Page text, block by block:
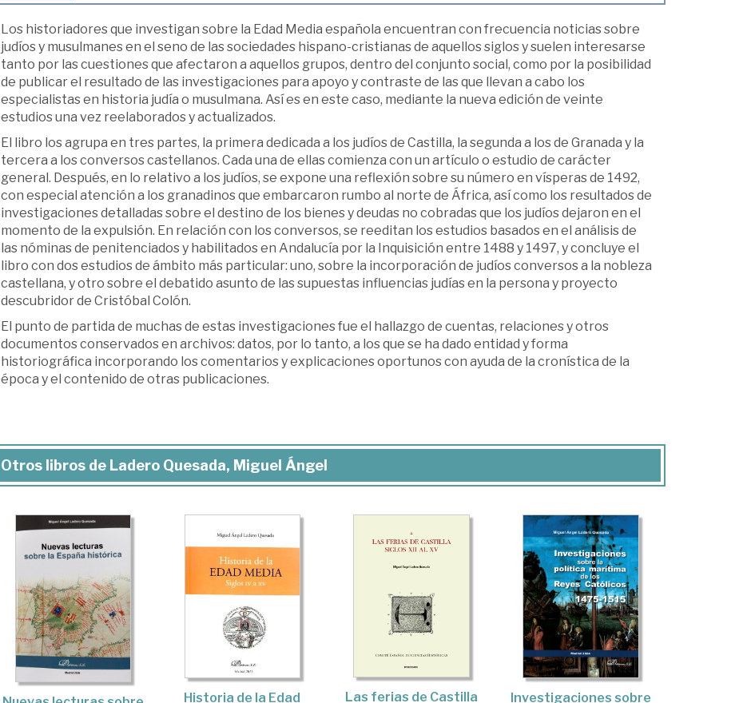
Los historiadores que investigan sobre la Edad Media española encuentran con frecuencia noticias sobre
judíos y musulmanes en el seno de las sociedades hispano-cristianas de aquellos siglos y suelen interesarse
tanto por las cuestiones que afectaron a aquellos grupos, dentro del conjunto social, como por la posibilidad
de publicar el resultado de las investigaciones para apoyo y contraste de las que llevan a cabo los
especialistas en historia judía o musulmana. Así es en este caso, mediante la nueva edición de veinte
estudios una vez reelaborados y actualizados.
El libro los agrupa en tres partes, la primera dedicada a los judíos de Castilla, la segunda a los de Granada y la
tercera a los conversos castellanos. Cada una de ellas comienza con un artículo o estudio de carácter
general. Después, en lo relativo a los judíos, se expone una reflexión sobre su número en vísperas de 1492,
con especial atención a los granadinos que embarcaron rumbo al norte de África, así como los resultados de
investigaciones detalladas sobre el destino de los bienes y deudas no cobradas que los judíos dejaron en el
momento de la expulsión. En relación con los conversos, se reeditan los estudios basados en el análisis de
las nóminas de penitenciados y habilitados en Andalucía por la Inquisición entre 1488 y 1497, y concluye el
libro con dos estudios de ámbito más particular: uno, sobre la incorporación de judíos conversos a la nobleza
castellana, y otro sobre el debatido asunto de las supuestas influencias judías en la persona y proyecto
descubridor de Cristóbal Colón.
El punto de partida de muchas de estas investigaciones fue el hallazgo de cuentas, relaciones y otros
documentos conservados en archivos: datos, por lo tanto, a los que se ha dado entidad y forma
historiográfica incorporando los comentarios y explicaciones oportunos con ayuda de la cronística de la
época y el contenido de otras publicaciones.
Otros libros de Ladero Quesada, Miguel Ángel
Historia de la Edad
Las ferias de Castilla
Investigaciones sobre